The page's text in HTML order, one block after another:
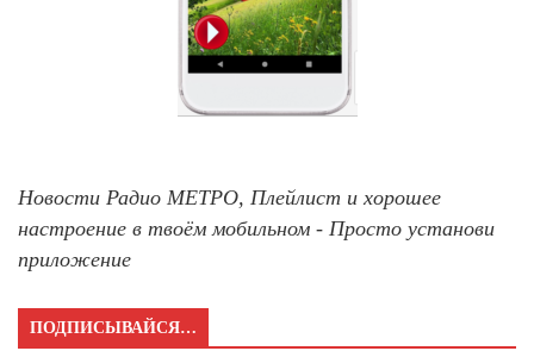
Новости Радио МЕТРО, Плейлист и хорошее
настроение в твоём мобильном - Просто установи
приложение
ПОДПИСЫВАЙСЯ…